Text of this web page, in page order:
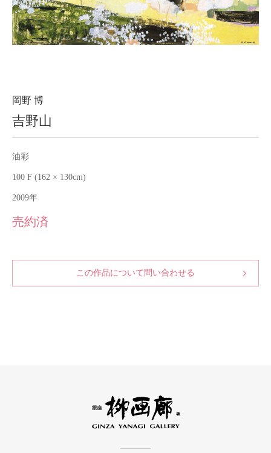
About 会社案内
Contact
Purchase assessment
岡野 博
吉野山
油彩
100 F (162 × 130cm)
2009年
売約済
この作品について問い合わせる